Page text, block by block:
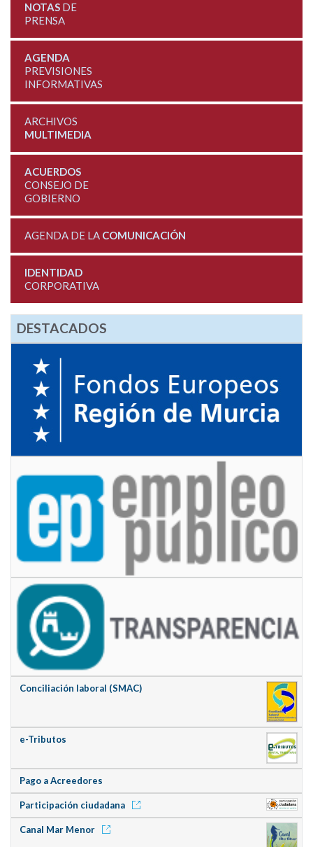
NOTASDE
PRENSA
AGENDA
PREVISIONES
INFORMATIVAS
ARCHIVOS
MULTIMEDIA
ACUERDOS
CONSEJO DE
GOBIERNO
AGENDA DE LA COMUNICACIÓN
IDENTIDAD
CORPORATIVA
DESTACADOS
Conciliación laboral (SMAC)
e-Tributos
Pago a Acreedores
Participación ciudadana
Canal Mar Menor